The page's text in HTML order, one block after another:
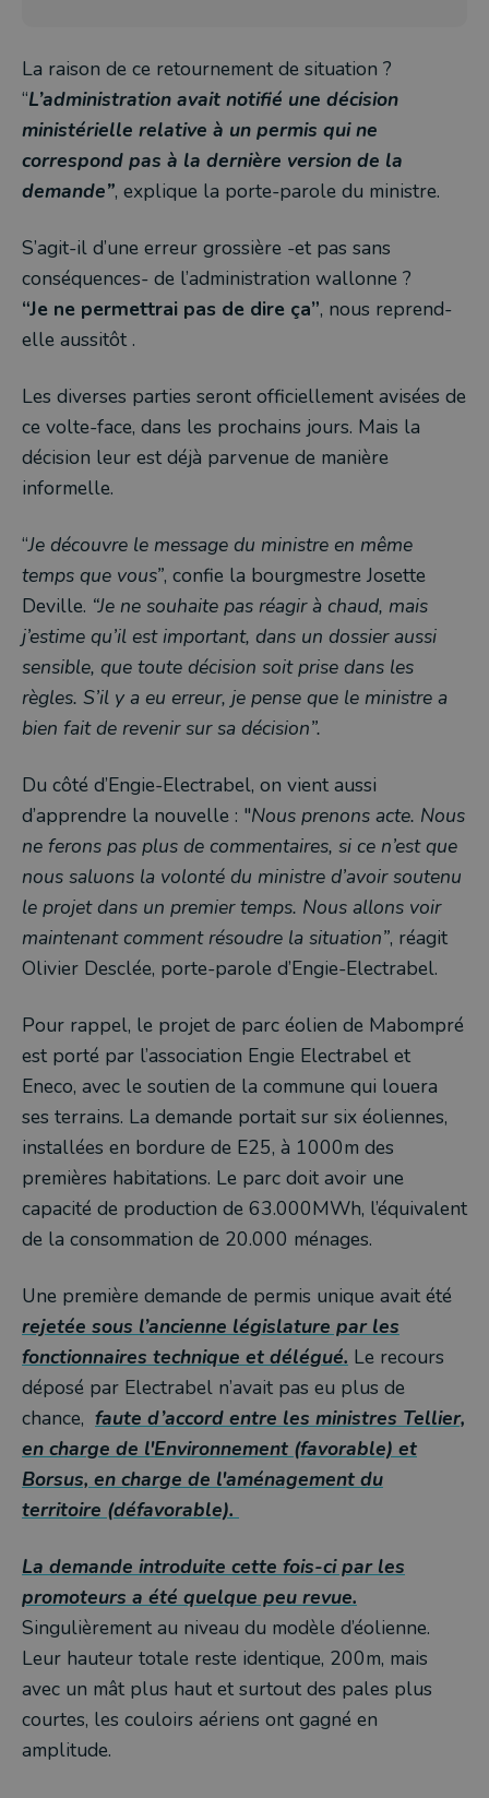
La raison de ce retournement de situation ?
“L’administration avait notifié une décision
ministérielle relative à un permis qui ne
correspond pas à la dernière version de la
demande”, explique la porte-parole du ministre.
S’agit-il d’une erreur grossière -et pas sans
conséquences- de l’administration wallonne ?
“Je ne permettrai pas de dire ça”, nous reprend-
elle aussitôt .
Les diverses parties seront officiellement avisées de
ce volte-face, dans les prochains jours. Mais la
décision leur est déjà parvenue de manière
informelle.
“Je découvre le message du ministre en même
temps que vous”, confie la bourgmestre Josette
Deville. “Je ne souhaite pas réagir à chaud, mais
j’estime qu’il est important, dans un dossier aussi
sensible, que toute décision soit prise dans les
règles. S’il y a eu erreur, je pense que le ministre a
bien fait de revenir sur sa décision”.
Du côté d’Engie-Electrabel, on vient aussi
d’apprendre la nouvelle : "Nous prenons acte. Nous
ne ferons pas plus de commentaires, si ce n’est que
nous saluons la volonté du ministre d’avoir soutenu
le projet dans un premier temps. Nous allons voir
maintenant comment résoudre la situation”, réagit
Olivier Desclée, porte-parole d’Engie-Electrabel.
Pour rappel, le projet de parc éolien de Mabompré
est porté par l’association Engie Electrabel et
Eneco, avec le soutien de la commune qui louera
ses terrains. La demande portait sur six éoliennes,
installées en bordure de E25, à 1000m des
premières habitations. Le parc doit avoir une
capacité de production de 63.000MWh, l’équivalent
de la consommation de 20.000 ménages.
Une première demande de permis unique avait été
rejetée sous l’ancienne législature par les
fonctionnaires technique et délégué. Le recours
déposé par Electrabel n’avait pas eu plus de
chance, faute d’accord entre les ministres Tellier,
en charge de l'Environnement (favorable) et
Borsus, en charge de l'aménagement du
territoire (défavorable).
La demande introduite cette fois-ci par les
promoteurs a été quelque peu revue.
Singulièrement au niveau du modèle d’éolienne.
Leur hauteur totale reste identique, 200m, mais
avec un mât plus haut et surtout des pales plus
courtes, les couloirs aériens ont gagné en
amplitude.